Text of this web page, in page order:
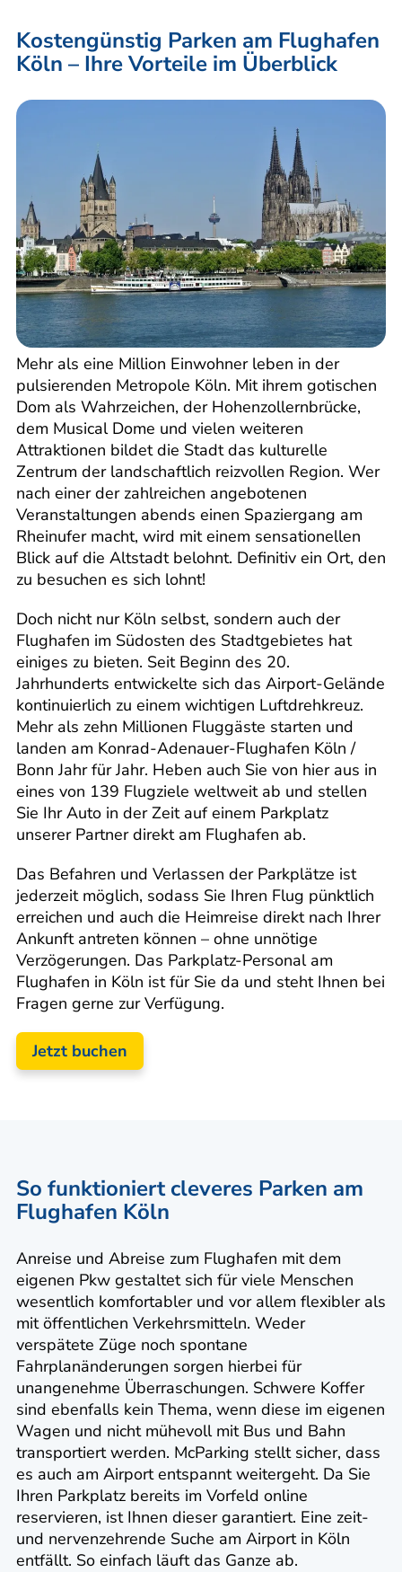
Kostengünstig Parken am Flughafen
Köln – Ihre Vorteile im Überblick
Mehr als eine Million Einwohner leben in der
pulsierenden Metropole Köln. Mit ihrem gotischen
Dom als Wahrzeichen, der Hohenzollernbrücke,
dem Musical Dome und vielen weiteren
Attraktionen bildet die Stadt das kulturelle
Zentrum der landschaftlich reizvollen Region. Wer
nach einer der zahlreichen angebotenen
Veranstaltungen abends einen Spaziergang am
Rheinufer macht, wird mit einem sensationellen
Blick auf die Altstadt belohnt. Definitiv ein Ort, den
zu besuchen es sich lohnt!
Doch nicht nur Köln selbst, sondern auch der
Flughafen im Südosten des Stadtgebietes hat
einiges zu bieten. Seit Beginn des 20.
Jahrhunderts entwickelte sich das Airport-Gelände
kontinuierlich zu einem wichtigen Luftdrehkreuz.
Mehr als zehn Millionen Fluggäste starten und
landen am Konrad-Adenauer-Flughafen Köln /
Bonn Jahr für Jahr. Heben auch Sie von hier aus in
eines von 139 Flugziele weltweit ab und stellen
Sie Ihr Auto in der Zeit auf einem Parkplatz
unserer Partner direkt am Flughafen ab.
Das Befahren und Verlassen der Parkplätze ist
jederzeit möglich, sodass Sie Ihren Flug pünktlich
erreichen und auch die Heimreise direkt nach Ihrer
Ankunft antreten können – ohne unnötige
Verzögerungen. Das Parkplatz-Personal am
Flughafen in Köln ist für Sie da und steht Ihnen bei
Fragen gerne zur Verfügung.
Jetzt buchen
So funktioniert cleveres Parken am
Flughafen Köln
Anreise und Abreise zum Flughafen mit dem
eigenen Pkw gestaltet sich für viele Menschen
wesentlich komfortabler und vor allem flexibler als
mit öffentlichen Verkehrsmitteln. Weder
verspätete Züge noch spontane
Fahrplanänderungen sorgen hierbei für
unangenehme Überraschungen. Schwere Koffer
sind ebenfalls kein Thema, wenn diese im eigenen
Wagen und nicht mühevoll mit Bus und Bahn
transportiert werden. McParking stellt sicher, dass
es auch am Airport entspannt weitergeht. Da Sie
Ihren Parkplatz bereits im Vorfeld online
reservieren, ist Ihnen dieser garantiert. Eine zeit-
und nervenzehrende Suche am Airport in Köln
entfällt. So einfach läuft das Ganze ab.